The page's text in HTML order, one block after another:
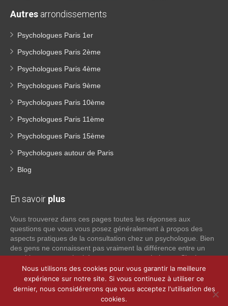
Autres arrondissements
Psychologues Paris 1er
Psychologues Paris 2ème
Psychologues Paris 4ème
Psychologues Paris 9ème
Psychologues Paris 10ème
Psychologues Paris 11ème
Psychologues Paris 15ème
Psychologues autour de Paris
Blog
En savoir plus
Vous trouverez dans ces pages toutes les réponses aux
questions que vous vous posez généralement à propos des
aspects pratiques de la consultation chez un psychologue. Bien
des gens ne connaissent pas vraiment la différence entre un
psychiatre, un psychothérapeute et un psychologue. Si tel est
votre cas, voici quelques définitions qui devraient clarifier les
choses, n’hésitez pas à nous contacter:
Lire la suite
Nous utilisons des cookies pour vous garantir la meilleure
expérience sur notre site. Si vous continuez à utiliser ce
dernier, nous considérerons que vous acceptez l'utilisation des
cookies.